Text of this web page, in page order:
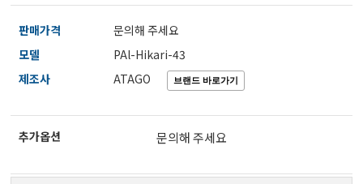
자저울/점도계/핀홀탐지기
판매가격
문의해 주세요
모델
PAl-Hikari-43
제조사
ATAGO
추가옵션 문의해 주세요